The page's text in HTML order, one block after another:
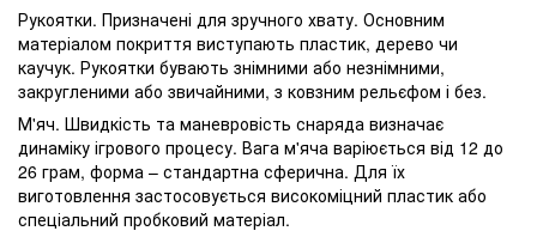
Рукоятки. Призначені для зручного хвату. Основним
матеріалом покриття виступають пластик, дерево чи
каучук. Рукоятки бувають знімними або незнімними,
закругленими або звичайними, з ковзним рельєфом і без.
М'яч. Швидкість та маневровість снаряда визначає
динаміку ігрового процесу. Вага м'яча варіюється від 12 до
26 грам, форма – стандартна сферична. Для їх
виготовлення застосовується високоміцний пластик або
спеціальний пробковий матеріал.